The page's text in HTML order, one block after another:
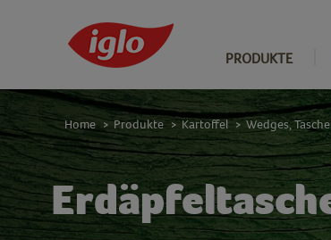
PRODUKTE
Home > Produkte > Kartoffel > Wedges,